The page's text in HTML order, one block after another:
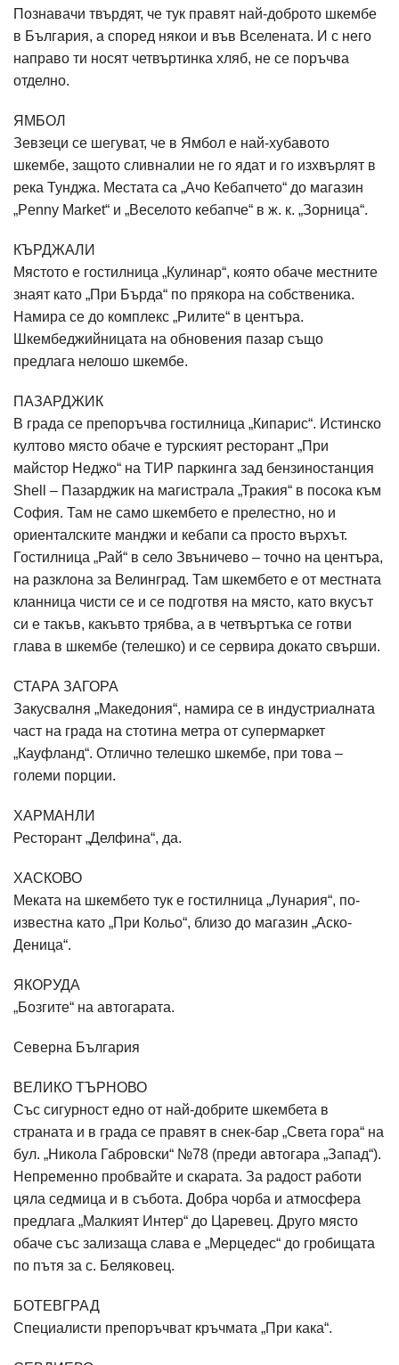
Познавачи твърдят, че тук правят най-доброто шкембе
в България, а според някои и във Вселената. И с него
направо ти носят четвъртинка хляб, не се поръчва
отделно.
ЯМБОЛ
Зевзеци се шегуват, че в Ямбол е най-хубавото
шкембе, защото сливналии не го ядат и го изхвърлят в
река Тунджа. Местата са „Ачо Кебапчето“ до магазин
„Penny Market“ и „Веселото кебапче“ в ж. к. „Зорница“.
КЪРДЖАЛИ
Мястото е гостилница „Кулинар“, която обаче местните
знаят като „При Бърда“ по прякора на собственика.
Намира се до комплекс „Рилите“ в центъра.
Шкембеджийницата на обновения пазар също
предлага нелошо шкембе.
ПАЗАРДЖИК
В града се препоръчва гостилница „Кипарис“. Истинско
култово място обаче е турският ресторант „При
майстор Неджо“ на ТИР паркинга зад бензиностанция
Shell – Пазарджик на магистрала „Тракия“ в посока към
София. Там не само шкембето е прелестно, но и
ориенталските манджи и кебапи са просто върхът.
Гостилница „Рай“ в село Звъничево – точно на центъра,
на разклона за Велинград. Там шкембето е от местната
кланница чисти се и се подготвя на място, като вкусът
си е такъв, какъвто трябва, а в четвъртъка се готви
глава в шкембе (телешко) и се сервира докато свърши.
СТАРА ЗАГОРА
Закусвалня „Македония“, намира се в индустриалната
част на града на стотина метра от супермаркет
„Кауфланд“. Отлично телешко шкембе, при това –
големи порции.
ХАРМАНЛИ
Ресторант „Делфина“, да.
ХАСКОВО
Меката на шкембето тук е гостилница „Лунария“, по-
известна като „При Кольо“, близо до магазин „Аско-
Деница“.
ЯКОРУДА
„Бозгите“ на автогарата.
Северна България
ВЕЛИКО ТЪРНОВО
Със сигурност едно от най-добрите шкембета в
страната и в града се правят в снек-бар „Света гора“ на
бул. „Никола Габровски“ №78 (преди автогара „Запад“).
Непременно пробвайте и скарата. За радост работи
цяла седмица и в събота. Добра чорба и атмосфера
предлага „Малкият Интер“ до Царевец. Друго място
обаче със зализаща слава е „Мерцедес“ до гробищата
по пътя за с. Беляковец.
БОТЕВГРАД
Специалисти препоръчват кръчмата „При кака“.